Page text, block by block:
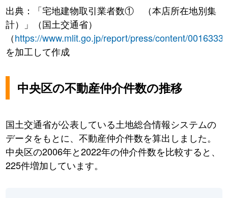
出典：「宅地建物取引業者数① （本店所在地別集
計）」（国土交通省）
（https://www.mlit.go.jp/report/press/content/
を加工して作成
中央区の不動産仲介件数の推移
国土交通省が公表している土地総合情報システムの
データをもとに、不動産仲介件数を算出しました。
中央区の2006年と2022年の仲介件数を比較すると、
225件増加しています。